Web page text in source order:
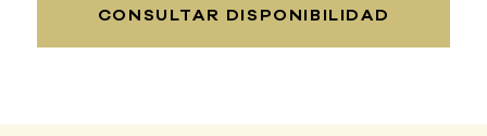
CONSULTAR DISPONIBILIDAD